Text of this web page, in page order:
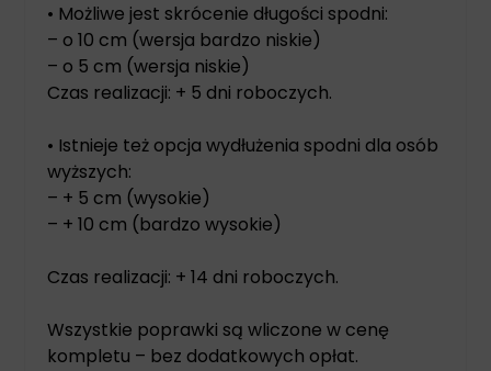
• Możliwe jest skrócenie długości spodni:
– o 10 cm (wersja bardzo niskie)
– o 5 cm (wersja niskie)
Czas realizacji: + 5 dni roboczych.
• Istnieje też opcja wydłużenia spodni dla osób
wyższych:
– + 5 cm (wysokie)
– + 10 cm (bardzo wysokie)
Czas realizacji: + 14 dni roboczych.
Wszystkie poprawki są wliczone w cenę
kompletu – bez dodatkowych opłat.